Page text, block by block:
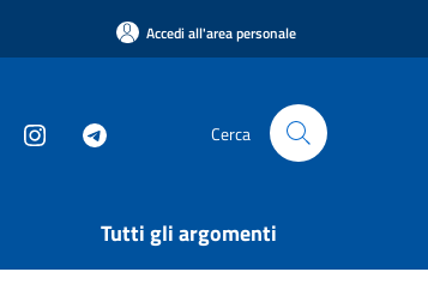
Accedi all'area personale
Cerca
Tutti gli argomenti